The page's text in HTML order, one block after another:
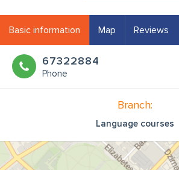
Basic information Map Reviews
67322884
Phone
Branch:
Language courses